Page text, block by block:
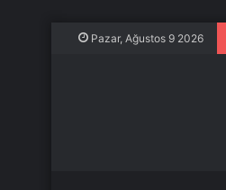
Pazar, Ağustos 9 2026